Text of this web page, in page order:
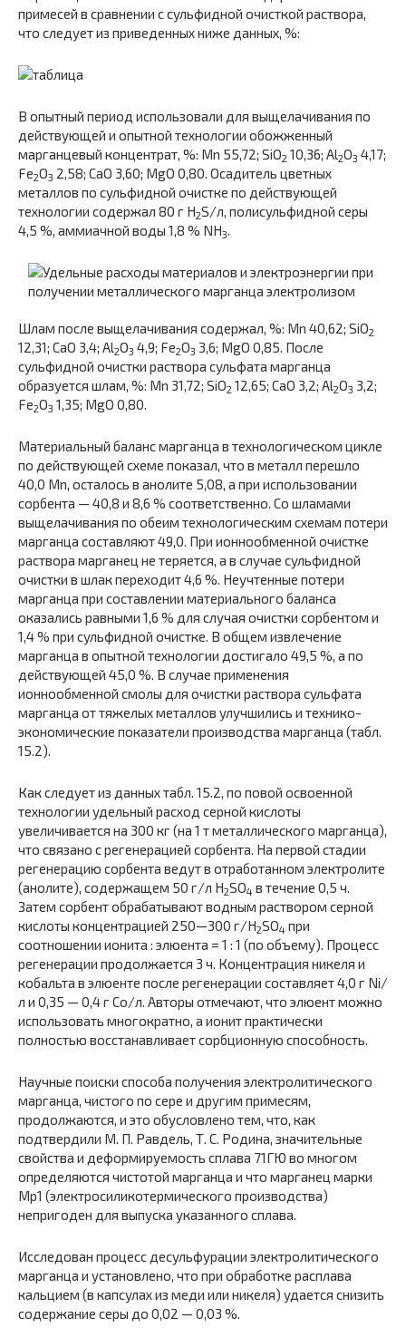
примесей в сравнении с сульфидной очисткой раствора,
что следует из приведенных ниже данных, %:
В опытный период использовали для выщелачивания по
действующей и опытной технологии обожженный
марганцевый концентрат, %: Mn 55,72; SiO2 10,36; Al2O3 4,17;
Fe2O3 2,58; CaO 3,60; MgO 0,80. Осадитель цветных
металлов по сульфидной очистке по действующей
технологии содержал 80 г H2S/л, полисульфидной серы
4,5 %, аммиачной воды 1,8 % NH3.
Шлам после выщелачивания содержал, %: Mn 40,62; SiO2
12,31; CaO 3,4; Al2O3 4,9; Fe2O3 3,6; MgO 0,85. После
сульфидной очистки раствора сульфата марганца
образуется шлам, %: Mn 31,72; SiO2 12,65; CaO 3,2; Al2O3 3,2;
Fe2O3 1,35; MgO 0,80.
Материальный баланс марганца в технологическом цикле
по действующей схеме показал, что в металл перешло
40,0 Mn, осталось в анолите 5,08, а при использовании
сорбента — 40,8 и 8,6 % соответственно. Со шламами
выщелачивания по обеим технологическим схемам потери
марганца составляют 49,0. При ионнообменной очистке
раствора марганец не теряется, а в случае сульфидной
очистки в шлак переходит 4,6 %. Неучтенные потери
марганца при составлении материального баланса
оказались равными 1,6 % для случая очистки сорбентом и
1,4 % при сульфидной очистке. В общем извлечение
марганца в опытной технологии достигало 49,5 %, а по
действующей 45,0 %. В случае применения
ионнообменной смолы для очистки раствора сульфата
марганца от тяжелых металлов улучшились и технико-
экономические показатели производства марганца (табл.
15.2).
Как следует из данных табл. 15.2, по повой освоенной
технологии удельный расход серной кислоты
увеличивается на 300 кг (на 1 т металлического марганца),
что связано с регенерацией сорбента. На первой стадии
регенерацию сорбента ведут в отработанном электролите
(анолите), содержащем 50 г/л H2SO4 в течение 0,5 ч.
Затем сорбент обрабатывают водным раствором серной
кислоты концентрацией 250—300 г/H2SO4 при
соотношении ионита : элюента = 1 : 1 (по объему). Процесс
регенерации продолжается 3 ч. Концентрация никеля и
кобальта в элюенте после регенерации составляет 4,0 г Ni/
л и 0,35 — 0,4 г Co/л. Авторы отмечают, что элюент можно
использовать многократно, а ионит практически
полностью восстанавливает сорбционную способность.
Научные поиски способа получения электролитического
марганца, чистого по сере и другим примесям,
продолжаются, и это обусловлено тем, что, как
подтвердили М. П. Равдель, Т. С. Родина, значительные
свойства и деформируемость сплава 71ГЮ во многом
определяются чистотой марганца и что марганец марки
Мр1 (электросиликотермического производства)
непригоден для выпуска указанного сплава.
Исследован процесс десульфурации электролитического
марганца и установлено, что при обработке расплава
кальцием (в капсулах из меди или никеля) удается снизить
содержание серы до 0,02 — 0,03 %.